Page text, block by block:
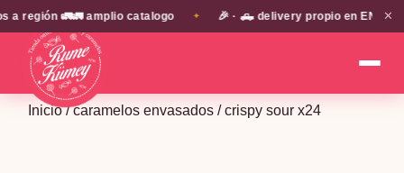
región 🚛🚛 amplio catalogo 🎉 · 🛻 delivery propio en EN ✕
Inicio/caramelos envasados / crispy sour x24